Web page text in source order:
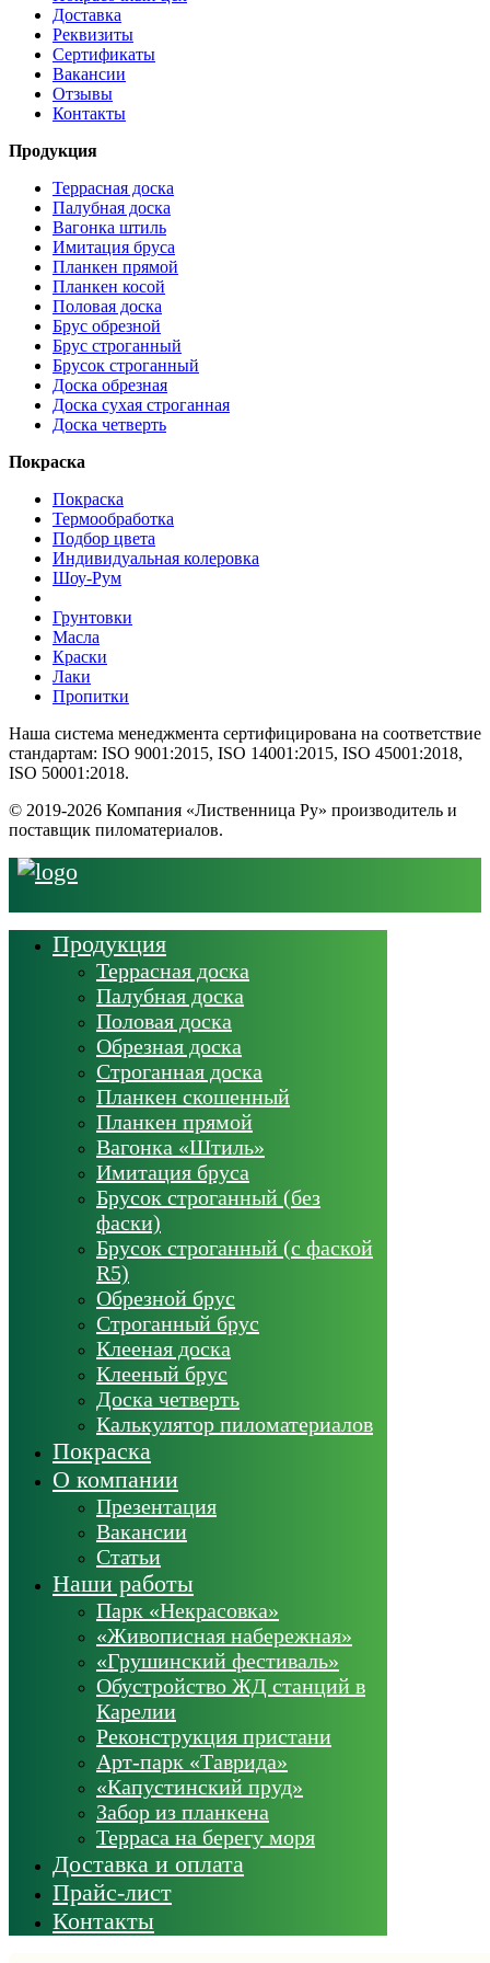
Доставка
Реквизиты
Сертификаты
Вакансии
Отзывы
Контакты
Продукция
Террасная доска
Палубная доска
Вагонка штиль
Имитация бруса
Планкен прямой
Планкен косой
Половая доска
Брус обрезной
Брус строганный
Брусок строганный
Доска обрезная
Доска сухая строганная
Доска четверть
Покраска
Покраска
Термообработка
Подбор цвета
Индивидуальная колеровка
Шоу-Рум
Грунтовки
Масла
Краски
Лаки
Пропитки
Наша система менеджмента сертифицирована на соответствие
стандартам: ISO 9001:2015, ISO 14001:2015, ISO 45001:2018,
ISO 50001:2018.
© 2019-2026 Компания «Лиственница Ру» производитель и
поставщик пиломатериалов.
Продукция
Террасная доска
Палубная доска
Половая доска
Обрезная доска
Строганная доска
Планкен скошенный
Планкен прямой
Вагонка «Штиль»
Имитация бруса
Брусок строганный (без
фаски)
Брусок строганный (с фаской
R5)
Обрезной брус
Строганный брус
Клееная доска
Клееный брус
Доска четверть
Калькулятор пиломатериалов
Покраска
О компании
Презентация
Вакансии
Статьи
Наши работы
Парк «Некрасовка»
«Живописная набережная»
«Грушинский фестиваль»
Обустройство ЖД станций в
Карелии
Реконструкция пристани
Арт-парк «Таврида»
«Капустинский пруд»
Забор из планкена
Терраса на берегу моря
Доставка и оплата
Прайс-лист
Контакты